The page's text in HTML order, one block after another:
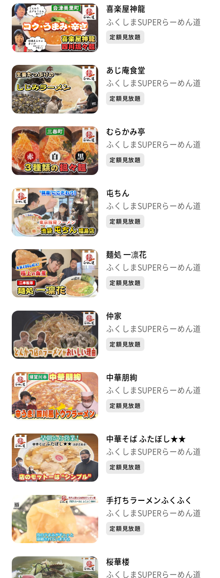
喜楽屋神龍
ふくしまSUPERらーめん道
定額見放題
あじ庵食堂
ふくしまSUPERらーめん道
定額見放題
むらかみ亭
ふくしまSUPERらーめん道
定額見放題
屯ちん
ふくしまSUPERらーめん道
定額見放題
麺処 一凛花
ふくしまSUPERらーめん道
定額見放題
仲家
ふくしまSUPERらーめん道
定額見放題
中華朋絢
ふくしまSUPERらーめん道
定額見放題
中華そば ふたぼし★★
ふくしまSUPERらーめん道
定額見放題
手打ちラーメンふくふく
ふくしまSUPERらーめん道
定額見放題
桜華楼
ふくしまSUPERらーめん道